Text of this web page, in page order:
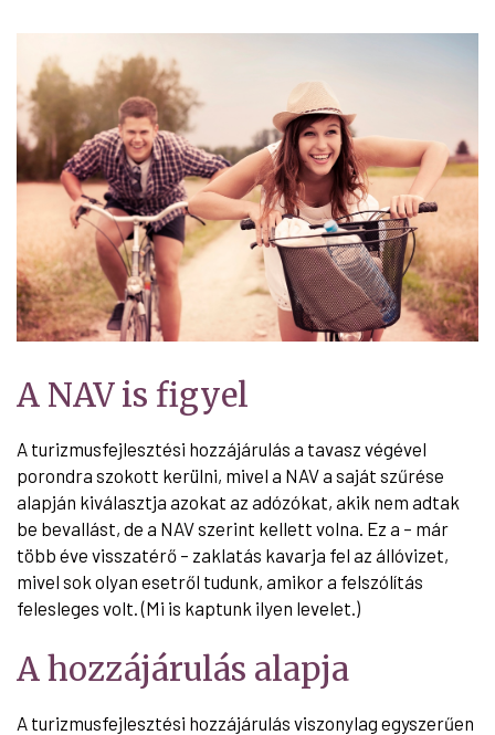
A NAV is figyel
A turizmusfejlesztési hozzájárulás a tavasz végével
porondra szokott kerülni, mivel a NAV a saját szűrése
alapján kiválasztja azokat az adózókat, akik nem adtak
be bevallást, de a NAV szerint kellett volna. Ez a – már
több éve visszatérő – zaklatás kavarja fel az állóvizet,
mivel sok olyan esetről tudunk, amikor a felszólítás
felesleges volt. (Mi is kaptunk ilyen levelet.)
A hozzájárulás alapja
A turizmusfejlesztési hozzájárulás viszonylag egyszerűen